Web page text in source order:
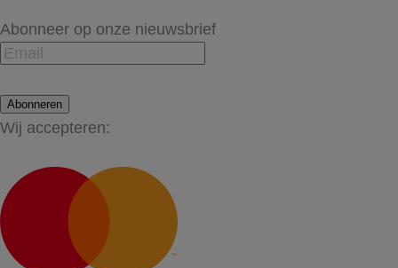
Abonneer op onze nieuwsbrief
Abonneren
Wij accepteren: